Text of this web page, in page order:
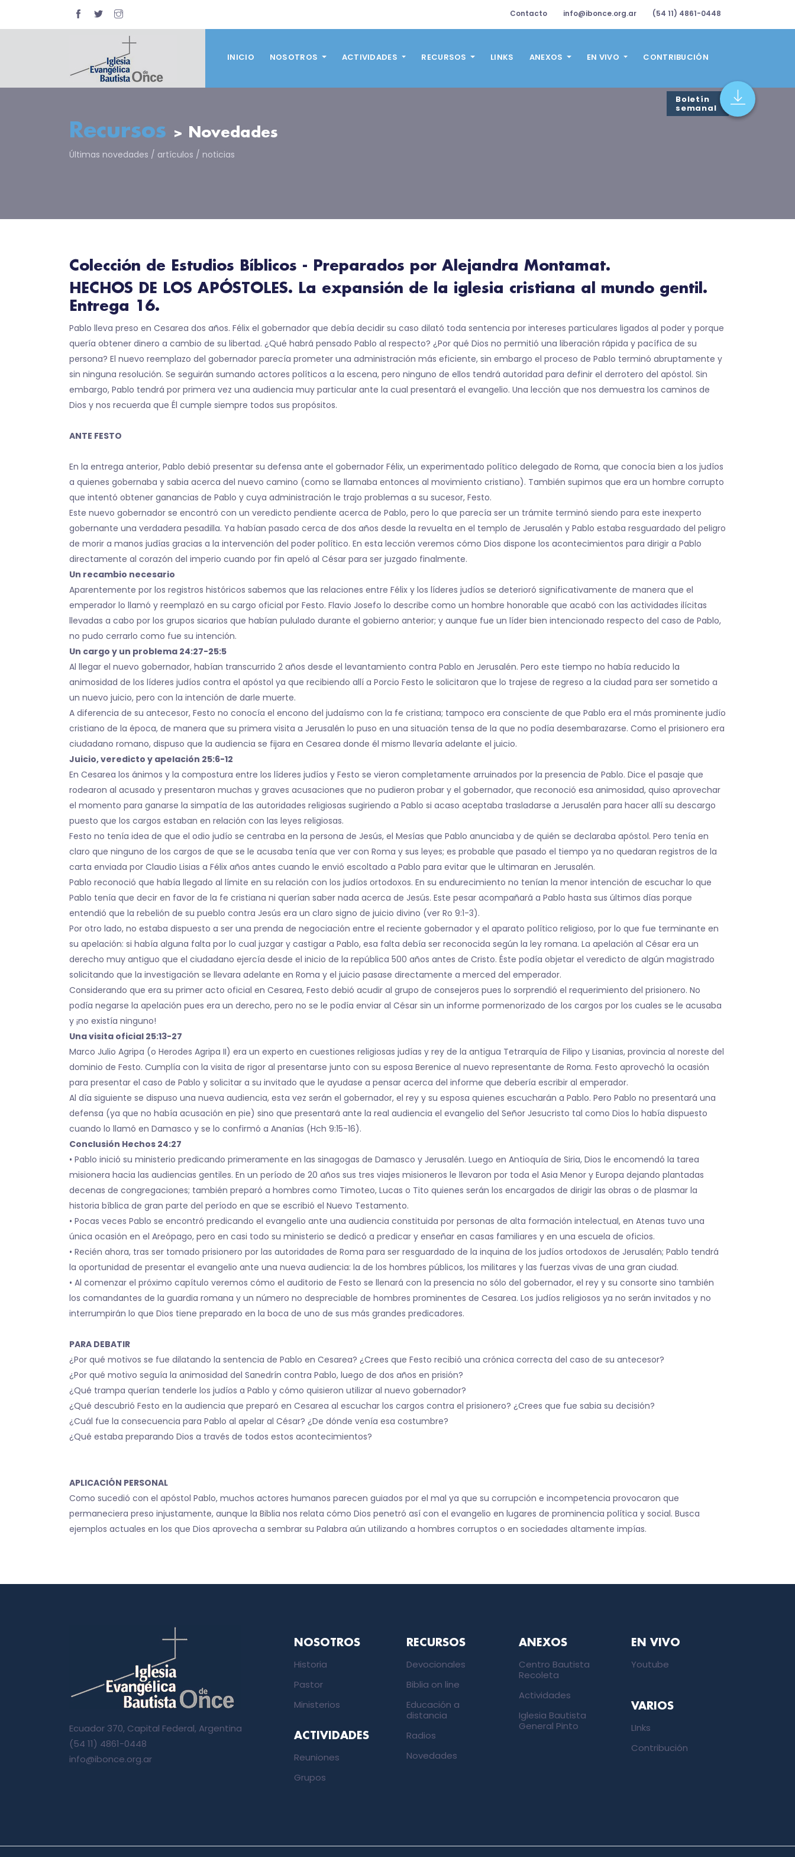
Contacto info@ibonce.org.ar (54 11) 4861-0448
INICIO NOSOTROS ACTIVIDADES RECURSOS LINKS ANEXOS EN VIVO CONTRIBUCIÓN
Boletín
semanal
Recursos > Novedades
Últimas novedades / artículos / noticias
Colección de Estudios Bíblicos - Preparados por Alejandra Montamat.
HECHOS DE LOS APÓSTOLES. La expansión de la iglesia cristiana al mundo gentil.
Entrega 16.
Pablo lleva preso en Cesarea dos años. Félix el gobernador que debía decidir su caso dilató toda sentencia por intereses particulares ligados al poder y porque
quería obtener dinero a cambio de su libertad. ¿Qué habrá pensado Pablo al respecto? ¿Por qué Dios no permitió una liberación rápida y pacífica de su
persona? El nuevo reemplazo del gobernador parecía prometer una administración más eficiente, sin embargo el proceso de Pablo terminó abruptamente y
sin ninguna resolución. Se seguirán sumando actores políticos a la escena, pero ninguno de ellos tendrá autoridad para definir el derrotero del apóstol. Sin
embargo, Pablo tendrá por primera vez una audiencia muy particular ante la cual presentará el evangelio. Una lección que nos demuestra los caminos de
Dios y nos recuerda que Él cumple siempre todos sus propósitos.
ANTE FESTO
En la entrega anterior, Pablo debió presentar su defensa ante el gobernador Félix, un experimentado político delegado de Roma, que conocía bien a los judíos
a quienes gobernaba y sabia acerca del nuevo camino (como se llamaba entonces al movimiento cristiano). También supimos que era un hombre corrupto
que intentó obtener ganancias de Pablo y cuya administración le trajo problemas a su sucesor, Festo.
Este nuevo gobernador se encontró con un veredicto pendiente acerca de Pablo, pero lo que parecía ser un trámite terminó siendo para este inexperto
gobernante una verdadera pesadilla. Ya habían pasado cerca de dos años desde la revuelta en el templo de Jerusalén y Pablo estaba resguardado del peligro
de morir a manos judías gracias a la intervención del poder político. En esta lección veremos cómo Dios dispone los acontecimientos para dirigir a Pablo
directamente al corazón del imperio cuando por fin apeló al César para ser juzgado finalmente.
Un recambio necesario
Aparentemente por los registros históricos sabemos que las relaciones entre Félix y los líderes judíos se deterioró significativamente de manera que el
emperador lo llamó y reemplazó en su cargo oficial por Festo. Flavio Josefo lo describe como un hombre honorable que acabó con las actividades ilícitas
llevadas a cabo por los grupos sicarios que habían pululado durante el gobierno anterior; y aunque fue un líder bien intencionado respecto del caso de Pablo,
no pudo cerrarlo como fue su intención.
Un cargo y un problema 24:27-25:5
Al llegar el nuevo gobernador, habían transcurrido 2 años desde el levantamiento contra Pablo en Jerusalén. Pero este tiempo no había reducido la
animosidad de los líderes judíos contra el apóstol ya que recibiendo allí a Porcio Festo le solicitaron que lo trajese de regreso a la ciudad para ser sometido a
un nuevo juicio, pero con la intención de darle muerte.
A diferencia de su antecesor, Festo no conocía el encono del judaísmo con la fe cristiana; tampoco era consciente de que Pablo era el más prominente judío
cristiano de la época, de manera que su primera visita a Jerusalén lo puso en una situación tensa de la que no podía desembarazarse. Como el prisionero era
ciudadano romano, dispuso que la audiencia se fijara en Cesarea donde él mismo llevaría adelante el juicio.
Juicio, veredicto y apelación 25:6-12
En Cesarea los ánimos y la compostura entre los líderes judíos y Festo se vieron completamente arruinados por la presencia de Pablo. Dice el pasaje que
rodearon al acusado y presentaron muchas y graves acusaciones que no pudieron probar y el gobernador, que reconoció esa animosidad, quiso aprovechar
el momento para ganarse la simpatía de las autoridades religiosas sugiriendo a Pablo si acaso aceptaba trasladarse a Jerusalén para hacer allí su descargo
puesto que los cargos estaban en relación con las leyes religiosas.
Festo no tenía idea de que el odio judío se centraba en la persona de Jesús, el Mesías que Pablo anunciaba y de quién se declaraba apóstol. Pero tenía en
claro que ninguno de los cargos de que se le acusaba tenía que ver con Roma y sus leyes; es probable que pasado el tiempo ya no quedaran registros de la
carta enviada por Claudio Lisias a Félix años antes cuando le envió escoltado a Pablo para evitar que le ultimaran en Jerusalén.
Pablo reconoció que había llegado al límite en su relación con los judíos ortodoxos. En su endurecimiento no tenían la menor intención de escuchar lo que
Pablo tenía que decir en favor de la fe cristiana ni querían saber nada acerca de Jesús. Este pesar acompañará a Pablo hasta sus últimos días porque
entendió que la rebelión de su pueblo contra Jesús era un claro signo de juicio divino (ver Ro 9:1-3).
Por otro lado, no estaba dispuesto a ser una prenda de negociación entre el reciente gobernador y el aparato político religioso, por lo que fue terminante en
su apelación: si había alguna falta por lo cual juzgar y castigar a Pablo, esa falta debía ser reconocida según la ley romana. La apelación al César era un
derecho muy antiguo que el ciudadano ejercía desde el inicio de la república 500 años antes de Cristo. Éste podía objetar el veredicto de algún magistrado
solicitando que la investigación se llevara adelante en Roma y el juicio pasase directamente a merced del emperador.
Considerando que era su primer acto oficial en Cesarea, Festo debió acudir al grupo de consejeros pues lo sorprendió el requerimiento del prisionero. No
podía negarse la apelación pues era un derecho, pero no se le podía enviar al César sin un informe pormenorizado de los cargos por los cuales se le acusaba
y ¡no existía ninguno!
Una visita oficial 25:13-27
Marco Julio Agripa (o Herodes Agripa II) era un experto en cuestiones religiosas judías y rey de la antigua Tetrarquía de Filipo y Lisanias, provincia al noreste del
dominio de Festo. Cumplía con la visita de rigor al presentarse junto con su esposa Berenice al nuevo representante de Roma. Festo aprovechó la ocasión
para presentar el caso de Pablo y solicitar a su invitado que le ayudase a pensar acerca del informe que debería escribir al emperador.
Al día siguiente se dispuso una nueva audiencia, esta vez serán el gobernador, el rey y su esposa quienes escucharán a Pablo. Pero Pablo no presentará una
defensa (ya que no había acusación en pie) sino que presentará ante la real audiencia el evangelio del Señor Jesucristo tal como Dios lo había dispuesto
cuando lo llamó en Damasco y se lo confirmó a Ananías (Hch 9:15-16).
Conclusión Hechos 24:27
• Pablo inició su ministerio predicando primeramente en las sinagogas de Damasco y Jerusalén. Luego en Antioquía de Siria, Dios le encomendó la tarea
misionera hacia las audiencias gentiles. En un período de 20 años sus tres viajes misioneros le llevaron por toda el Asia Menor y Europa dejando plantadas
decenas de congregaciones; también preparó a hombres como Timoteo, Lucas o Tito quienes serán los encargados de dirigir las obras o de plasmar la
historia bíblica de gran parte del período en que se escribió el Nuevo Testamento.
• Pocas veces Pablo se encontró predicando el evangelio ante una audiencia constituida por personas de alta formación intelectual, en Atenas tuvo una
única ocasión en el Areópago, pero en casi todo su ministerio se dedicó a predicar y enseñar en casas familiares y en una escuela de oficios.
• Recién ahora, tras ser tomado prisionero por las autoridades de Roma para ser resguardado de la inquina de los judíos ortodoxos de Jerusalén; Pablo tendrá
la oportunidad de presentar el evangelio ante una nueva audiencia: la de los hombres públicos, los militares y las fuerzas vivas de una gran ciudad.
• Al comenzar el próximo capítulo veremos cómo el auditorio de Festo se llenará con la presencia no sólo del gobernador, el rey y su consorte sino también
los comandantes de la guardia romana y un número no despreciable de hombres prominentes de Cesarea. Los judíos religiosos ya no serán invitados y no
interrumpirán lo que Dios tiene preparado en la boca de uno de sus más grandes predicadores.
PARA DEBATIR
¿Por qué motivos se fue dilatando la sentencia de Pablo en Cesarea? ¿Crees que Festo recibió una crónica correcta del caso de su antecesor?
¿Por qué motivo seguía la animosidad del Sanedrín contra Pablo, luego de dos años en prisión?
¿Qué trampa querían tenderle los judíos a Pablo y cómo quisieron utilizar al nuevo gobernador?
¿Qué descubrió Festo en la audiencia que preparó en Cesarea al escuchar los cargos contra el prisionero? ¿Crees que fue sabia su decisión?
¿Cuál fue la consecuencia para Pablo al apelar al César? ¿De dónde venía esa costumbre?
¿Qué estaba preparando Dios a través de todos estos acontecimientos?
APLICACIÓN PERSONAL
Como sucedió con el apóstol Pablo, muchos actores humanos parecen guiados por el mal ya que su corrupción e incompetencia provocaron que
permaneciera preso injustamente, aunque la Biblia nos relata cómo Dios penetró así con el evangelio en lugares de prominencia política y social. Busca
ejemplos actuales en los que Dios aprovecha a sembrar su Palabra aún utilizando a hombres corruptos o en sociedades altamente impías.
Ecuador 370, Capital Federal, Argentina
(54 11) 4861-0448
info@ibonce.org.ar
NOSOTROS
Historia
Pastor
Ministerios
ACTIVIDADES
Reuniones
Grupos
RECURSOS
Devocionales
Biblia on line
Educación a
distancia
Radios
Novedades
ANEXOS
Centro Bautista
Recoleta
Actividades
Iglesia Bautista
General Pinto
EN VIVO
Youtube
VARIOS
LInks
Contribución